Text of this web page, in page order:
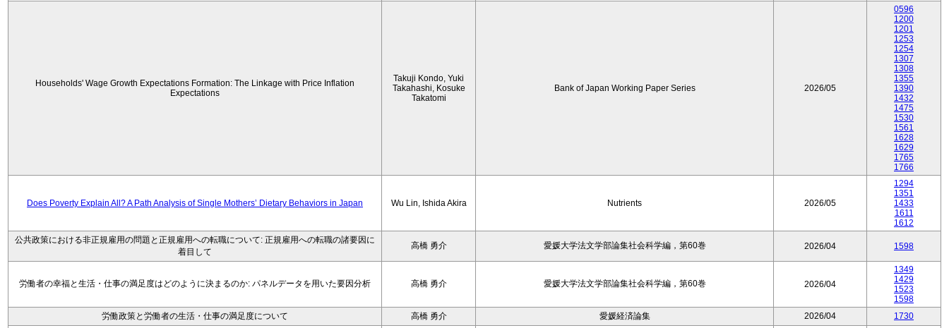
Households' Wage Growth Expectations Formation: The Linkage with Price Inflation
Expectations
Takuji Kondo, Yuki
Takahashi, Kosuke
Takatomi
Bank of Japan Working Paper Series 2026/05
0596
1200
1201
1253
1254
1307
1308
1355
1390
1432
1475
1530
1561
1628
1629
1765
1766
Does Poverty Explain All? A Path Analysis of Single Mothers’ Dietary Behaviors in Japan Wu Lin, Ishida Akira Nutrients 2026/05
1294
1351
1433
1611
1612
公共政策における非正規雇用の問題と正規雇用への転職について: 正規雇用への転職の諸要因に
着目して
高橋 勇介 愛媛大学法文学部論集社会科学編，第60巻 2026/04 1598
労働者の幸福と生活・仕事の満足度はどのように決まるのか: パネルデータを用いた要因分析 高橋 勇介 愛媛大学法文学部論集社会科学編，第60巻 2026/04
1349
1429
1523
1598
労働政策と労働者の生活・仕事の満足度について
高橋 勇介 愛媛経済論集 2026/04 1730